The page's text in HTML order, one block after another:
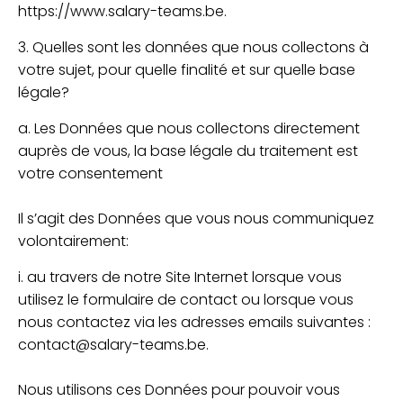
https://www.salary-teams.be.
3. Quelles sont les données que nous collectons à
votre sujet, pour quelle finalité et sur quelle base
légale?
a. Les Données que nous collectons directement
auprès de vous, la base légale du traitement est
votre consentement
Il s’agit des Données que vous nous communiquez
volontairement:
i. au travers de notre Site Internet lorsque vous
utilisez le formulaire de contact ou lorsque vous
nous contactez via les adresses emails suivantes :
contact@salary-teams.be.
Nous utilisons ces Données pour pouvoir vous